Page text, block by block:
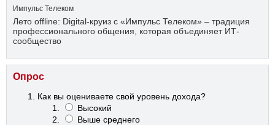
Импульс Телеком
Лето offline: Digital-круиз с «Импульс Телеком» – традиция
профессионального общения, которая объединяет ИТ-
сообщество
Опрос
Как вы оцениваете свой уровень дохода?
Высокий
Выше среднего